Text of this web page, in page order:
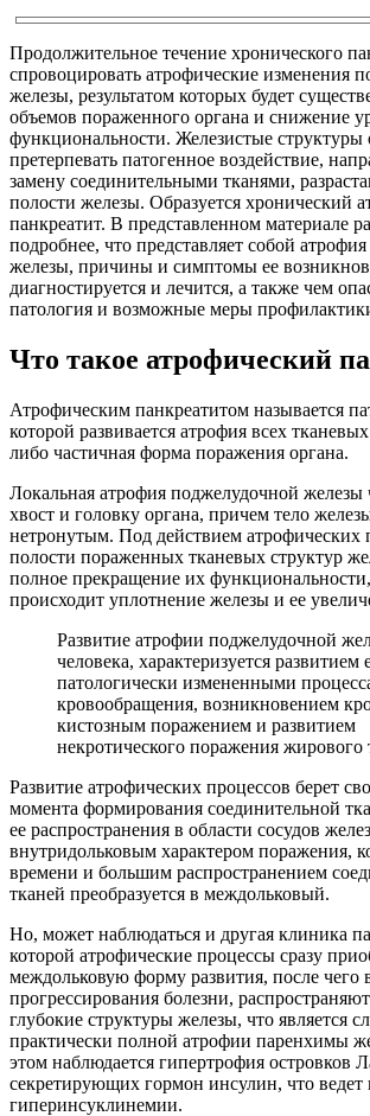
Продолжительное течение хронического
спровоцировать атрофические изменения
железы, результатом которых будет
объемов пораженного органа и снижение
функциональности. Железистые структуры
претерпевать патогенное воздействие,
замену соединительными тканями,
полости железы. Образуется хронический
панкреатит. В представленном материале
подробнее, что представляет собой
железы, причины и симптомы ее
диагностируется и лечится, а также чем
патология и возможные меры
Что такое атрофический
Атрофическим панкреатитом называется
которой развивается атрофия всех
либо частичная форма поражения органа.
Локальная атрофия поджелудочной железы
хвост и головку органа, причем тело
нетронутым. Под действием атрофических
полости пораженных тканевых структур
полное прекращение их
происходит уплотнение железы и ее
Развитие атрофии поджелудочной
человека, характеризуется развитием
патологически измененными
кровообращения, возникновением
кистозным поражением и развитием
некротического поражения жирового
Развитие атрофических процессов берет
момента формирования соединительной
ее распространения в области сосудов
внутридольковым характером поражения,
времени и большим распространением
тканей преобразуется в междольковый.
Но, может наблюдаться и другая клиника
которой атрофические процессы сразу
междольковую форму развития, после чего
прогрессирования болезни,
глубокие структуры железы, что является
практически полной атрофии паренхимы
этом наблюдается гипертрофия островков
секретирующих гормон инсулин, что ведет
гиперинсуклинемии.